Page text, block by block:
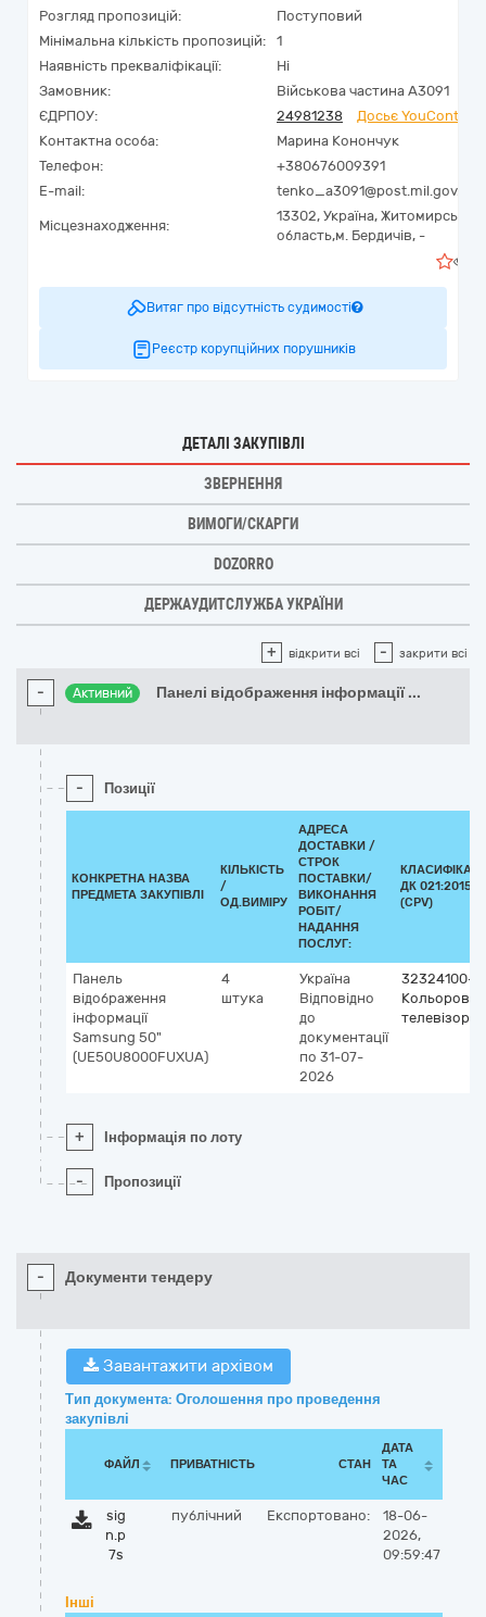
Розгляд пропозицій:
Поступовий
Мінімальна кількість пропозицій:
1
Наявність прекваліфікації:
Ні
Замовник:
Військова частина А3091
ЄДРПОУ:
24981238
Досьє YouControl
Контактна особа:
Марина Конончук
Телефон:
+380676009391
E-mail:
tenko_a3091@post.mil.gov.ua
Місцезнаходження:
13302, Україна, Житомирська
область,м. Бердичів, -
Витяг про відсутність судимості
Реєстр корупційних порушників
ДЕТАЛІ ЗАКУПІВЛІ
ЗВЕРНЕННЯ
ВИМОГИ/СКАРГИ
DOZORRO
ДЕРЖАУДИТСЛУЖБА УКРАЇНИ
+ відкрити всі - закрити всі
- Активний Панелі відображення інформації ...
- Позиції
КОНКРЕТНА НАЗВА
ПРЕДМЕТА ЗАКУПІВЛІ
КІЛЬКІСТЬ
/
ОД.ВИМІРУ
АДРЕСА
ДОСТАВКИ /
СТРОК
ПОСТАВКИ/
ВИКОНАННЯ
РОБІТ/
НАДАННЯ
ПОСЛУГ:
ДК 021:2015
(CPV)
Панель
відображення
інформації
Samsung 50"
(UE50U8000FUXUA)
4
штука
Україна
Відповідно
до
документації
по 31-07-
2026
32324100-1
Кольорові
телевізори
+ Інформація по лоту
- Пропозиції
- Документи тендеру
Завантажити архівом
Тип документа: Оголошення про проведення
закупівлі
ФАЙЛ ПРИВАТНІСТЬ СТАН
ДАТА
ТА
ЧАС
sig
n.p
7s
публічний Експортовано:
18-06-
2026,
09:59:47
Інші